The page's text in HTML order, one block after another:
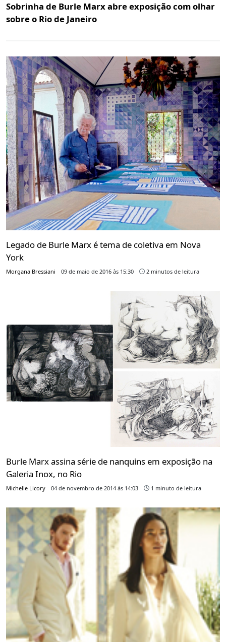
Sobrinha de Burle Marx abre exposição com olhar
sobre o Rio de Janeiro
Legado de Burle Marx é tema de coletiva em Nova
York
Morgana Bressiani 09 de maio de 2016 às 15:30 2 minutos de leitura
Burle Marx assina série de nanquins em exposição na
Galeria Inox, no Rio
Michelle Licory 04 de novembro de 2014 às 14:03 1 minuto de leitura